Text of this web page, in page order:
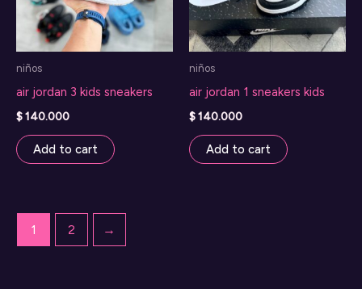
niños
air jordan 3 kids sneakers
$140.000
Add to cart
niños
air jordan 1 sneakers kids
$140.000
Add to cart
1 2 →